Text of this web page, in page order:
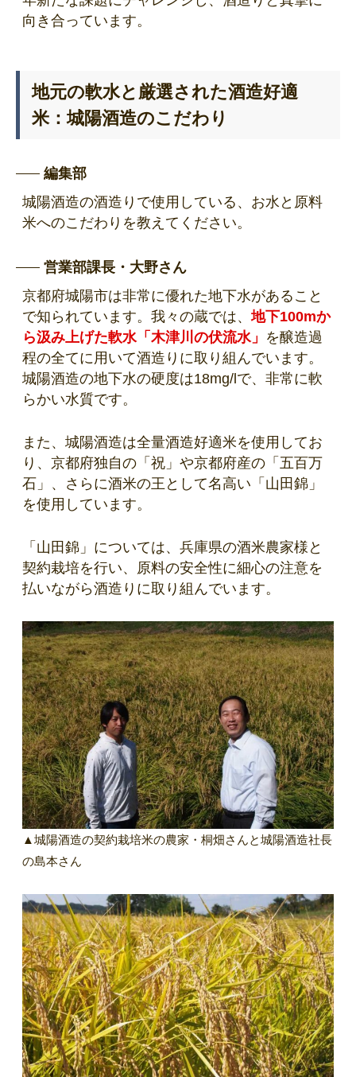
向き合っています。
地元の軟水と厳選された酒造好適
米：城陽酒造のこだわり
編集部
城陽酒造の酒造りで使用している、お水と原料
米へのこだわりを教えてください。
営業部課長・大野さん
京都府城陽市は非常に優れた地下水があること
で知られています。我々の蔵では、地下100mか
ら汲み上げた軟水「木津川の伏流水」 を醸造過
程の全てに用いて酒造りに取り組んでいます。
城陽酒造の地下水の硬度は18mg/lで、非常に軟
らかい水質です。
また、城陽酒造は全量酒造好適米を使用してお
り、京都府独自の「祝」や京都府産の「五百万
石」、さらに酒米の王として名高い「山田錦」
を使用しています。
「山田錦」については、兵庫県の酒米農家様と
契約栽培を行い、原料の安全性に細心の注意を
払いながら酒造りに取り組んでいます。
▲城陽酒造の契約栽培米の農家・桐畑さんと城陽酒造社長
の島本さん